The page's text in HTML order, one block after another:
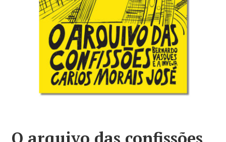
Minha conta
Política de privacidade
Termos e Condições
Mapa do site